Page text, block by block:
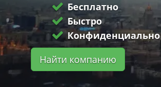
Бесплатно
Быстро
Конфиденциально
Найти компанию